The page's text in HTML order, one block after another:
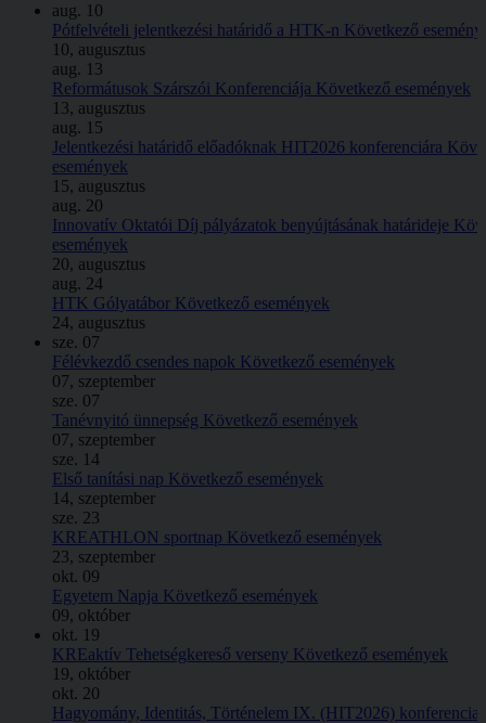
aug. 10
Pótfelvételi jelentkezési határidő a HTK-n Következő
10, augusztus
aug. 13
Reformátusok Szárszói Konferenciája Következő események
13, augusztus
aug. 15
Jelentkezési határidő előadóknak HIT2026 konferenciára
események
15, augusztus
aug. 20
Innovatív Oktatói Díj pályázatok benyújtásának határideje
események
20, augusztus
aug. 24
HTK Gólyatábor Következő események
24, augusztus
sze. 07
Félévkezdő csendes napok Következő események
07, szeptember
sze. 07
Tanévnyitó ünnepség Következő események
07, szeptember
sze. 14
Első tanítási nap Következő események
14, szeptember
sze. 23
KREATHLON sportnap Következő események
23, szeptember
okt. 09
Egyetem Napja Következő események
09, október
okt. 19
KREaktív Tehetségkereső verseny Következő események
19, október
okt. 20
Hagyomány, Identitás, Történelem IX. (HIT2026) konferencia